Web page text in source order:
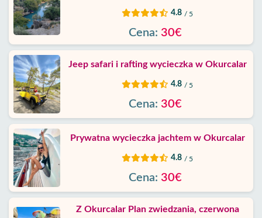
4.8 / 5
Cena: 30€
Jeep safari i rafting wycieczka w Okurcalar
4.8 / 5
Cena: 30€
Prywatna wycieczka jachtem w Okurcalar
4.8 / 5
Cena: 30€
Z Okurcalar Plan zwiedzania, czerwona